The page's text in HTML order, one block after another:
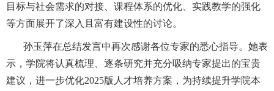
目标与社会需求的对接、课程体系的优化、实践教学的强化
等方面展开了深入且富有建设性的讨论。
孙玉萍在总结发言中再次感谢各位专家的悉心指导。她表
示，学院将认真梳理、逐条研究并充分吸纳专家提出的宝贵
建议，进一步优化2025版人才培养方案，为持续提升学院本